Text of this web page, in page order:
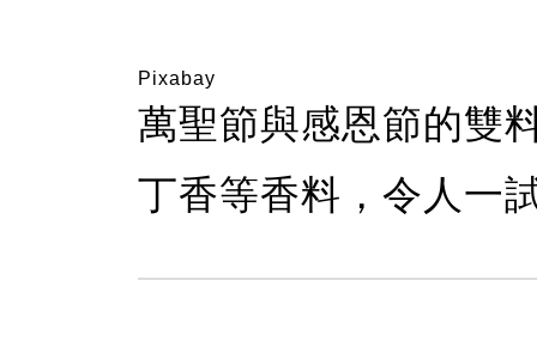
Pixabay
萬聖節與感恩節的雙
丁香等香料，令人一